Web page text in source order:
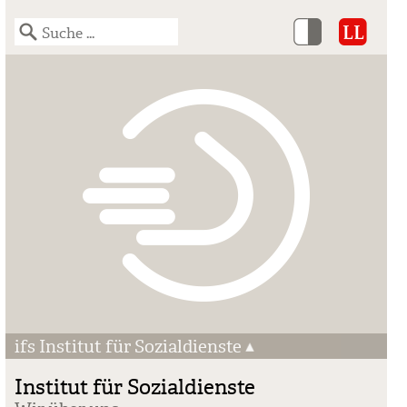
ifs Institut für Sozialdienste
Institut für Sozialdienste